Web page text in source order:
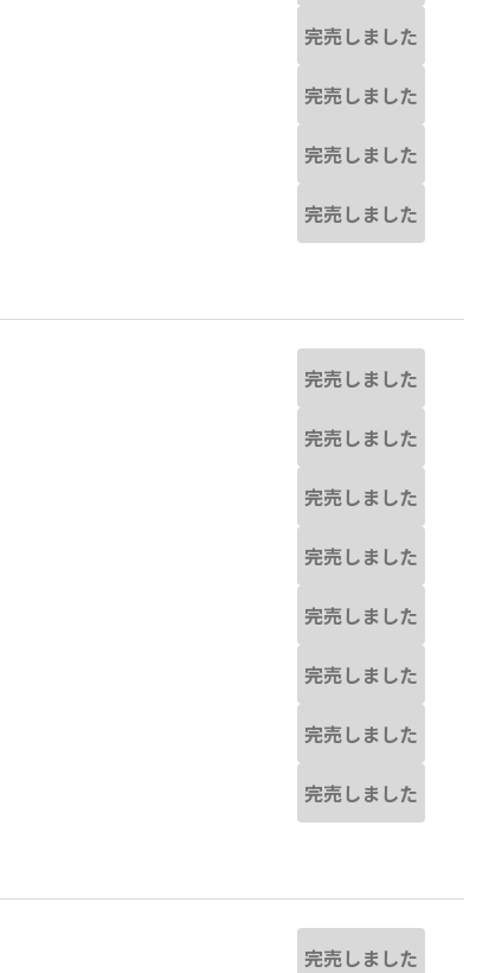
完売しました
完売しました
完売しました
完売しました
完売しました
完売しました
完売しました
完売しました
完売しました
完売しました
完売しました
完売しました
完売しました